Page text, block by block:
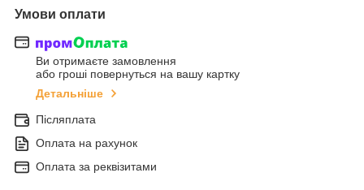
Умови оплати
Ви отримаєте замовлення
або гроші повернуться на вашу картку
Детальніше
Післяплата
Оплата на рахунок
Оплата за реквізитами